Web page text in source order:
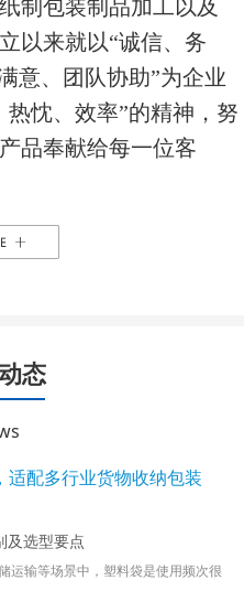
制包装制品加工以及
以来就以“诚信、务
意、团队协助”为企业
忱、效率”的精神，努
品奉献给每一位客
态
及选型要点
运输等场景中，塑料袋是使用频次很